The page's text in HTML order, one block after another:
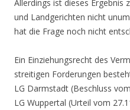
Allerdings ist dieses Ergebnis
und Landgerichten nicht
hat die Frage noch nicht
Ein Einziehungsrecht des
streitigen Forderungen
LG Darmstadt (Beschluss
LG Wuppertal (Urteil vom